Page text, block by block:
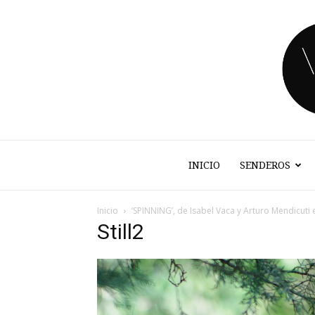
INICIO SENDEROS
Inicio ‘SPINNING’, de Isabel Vaca y Arturo
Still2